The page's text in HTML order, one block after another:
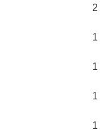
2
1
1
1
1